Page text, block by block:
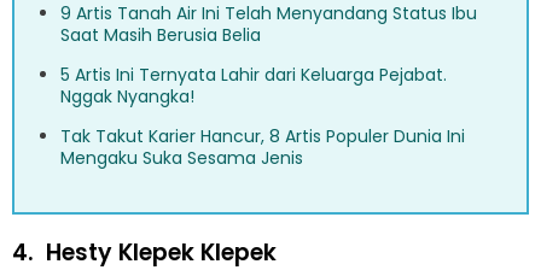
9 Artis Tanah Air Ini Telah Menyandang Status Ibu
Saat Masih Berusia Belia
5 Artis Ini Ternyata Lahir dari Keluarga Pejabat.
Nggak Nyangka!
Tak Takut Karier Hancur, 8 Artis Populer Dunia Ini
Mengaku Suka Sesama Jenis
4. Hesty Klepek Klepek